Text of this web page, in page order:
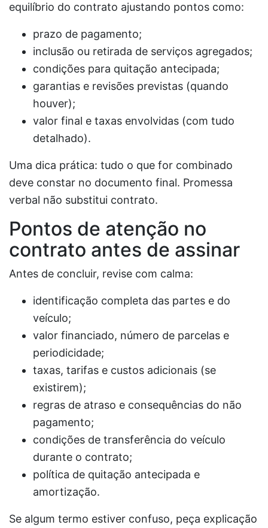
equilíbrio do contrato ajustando pontos como:
prazo de pagamento;
inclusão ou retirada de serviços agregados;
condições para quitação antecipada;
garantias e revisões previstas (quando
houver);
valor final e taxas envolvidas (com tudo
detalhado).
Uma dica prática: tudo o que for combinado
deve constar no documento final. Promessa
verbal não substitui contrato.
Pontos de atenção no
contrato antes de assinar
Antes de concluir, revise com calma:
identificação completa das partes e do
veículo;
valor financiado, número de parcelas e
periodicidade;
taxas, tarifas e custos adicionais (se
existirem);
regras de atraso e consequências do não
pagamento;
condições de transferência do veículo
durante o contrato;
política de quitação antecipada e
amortização.
Se algum termo estiver confuso, peça explicação